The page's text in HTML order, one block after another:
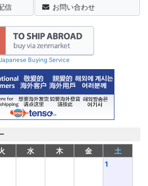
信 お問い合わせ
Buying Service
水 木 金
土
1